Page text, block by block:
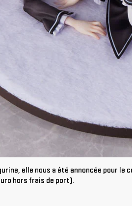
elle nous a été annoncée pour le
hors frais de port).